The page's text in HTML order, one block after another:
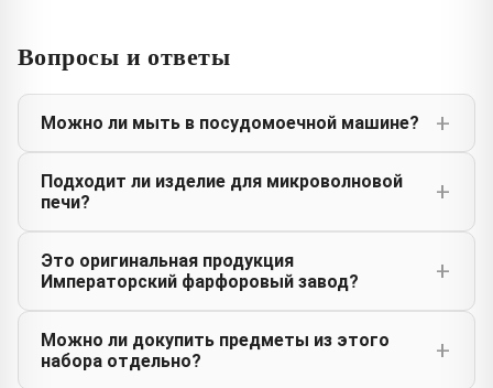
Вопросы и ответы
Можно ли мыть в посудомоечной машине?
Подходит ли изделие для микроволновой
печи?
Это оригинальная продукция
Императорский фарфоровый завод?
Можно ли докупить предметы из этого
набора отдельно?